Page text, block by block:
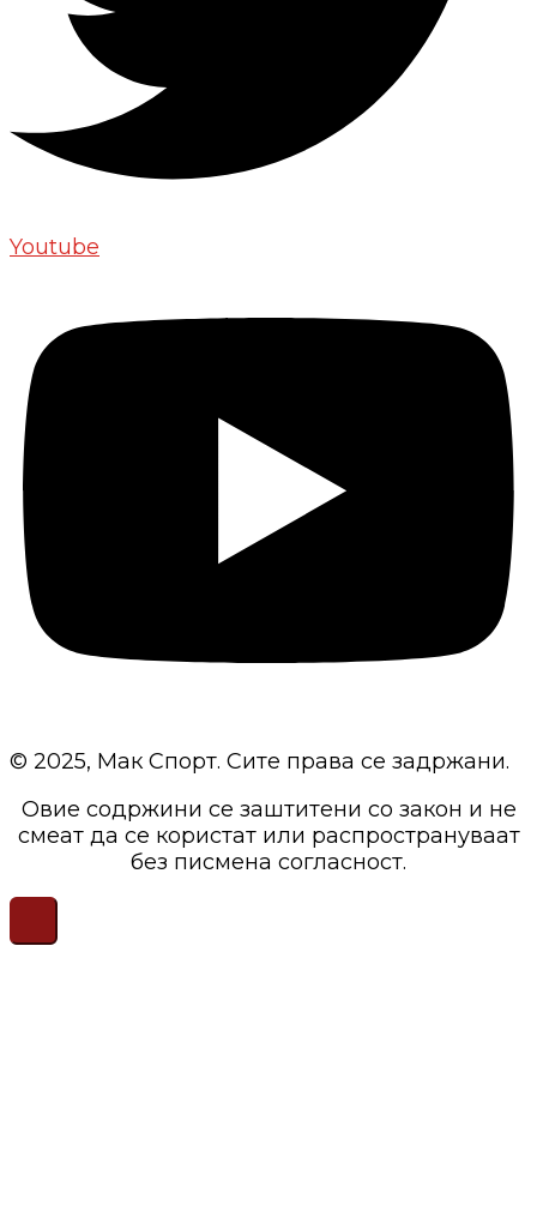
Youtube
© 2025, Мак Спорт. Сите права се задржани.
Овие содржини се заштитени со закон и не
смеат да се користат или распространуваат
без писмена согласност.